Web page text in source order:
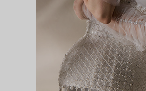
DIVA